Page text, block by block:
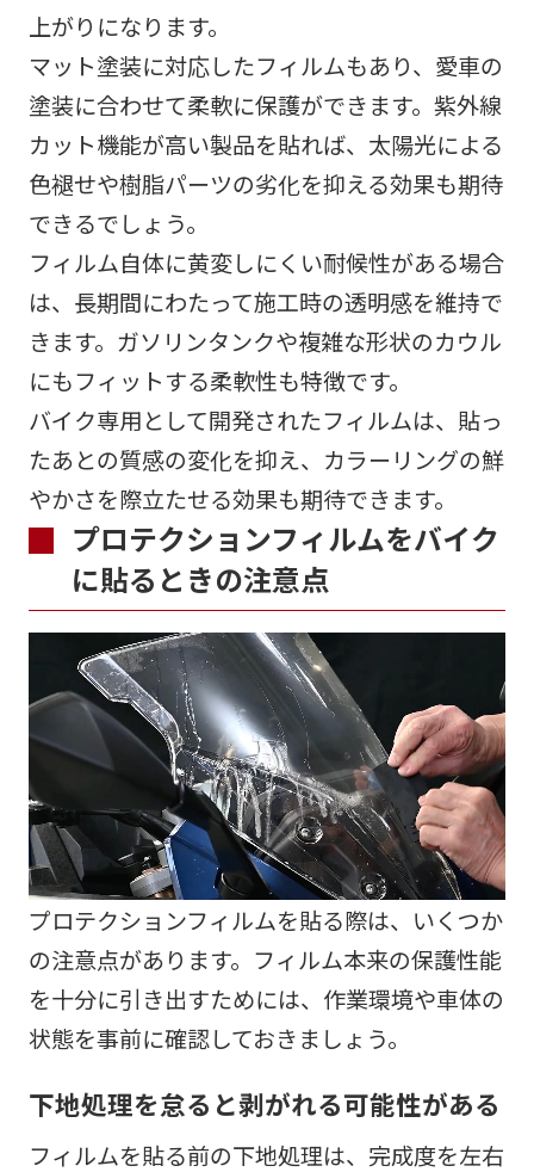
上がりになります。
マット塗装に対応したフィルムもあり、愛車の
塗装に合わせて柔軟に保護ができます。紫外線
カット機能が高い製品を貼れば、太陽光による
色褪せや樹脂パーツの劣化を抑える効果も期待
できるでしょう。
フィルム自体に黄変しにくい耐候性がある場合
は、長期間にわたって施工時の透明感を維持で
きます。ガソリンタンクや複雑な形状のカウル
にもフィットする柔軟性も特徴です。
バイク専用として開発されたフィルムは、貼っ
たあとの質感の変化を抑え、カラーリングの鮮
やかさを際立たせる効果も期待できます。
プロテクションフィルムをバイク
に貼るときの注意点
プロテクションフィルムを貼る際は、いくつか
の注意点があります。フィルム本来の保護性能
を十分に引き出すためには、作業環境や車体の
状態を事前に確認しておきましょう。
下地処理を怠ると剥がれる可能性がある
フィルムを貼る前の下地処理は、完成度を左右